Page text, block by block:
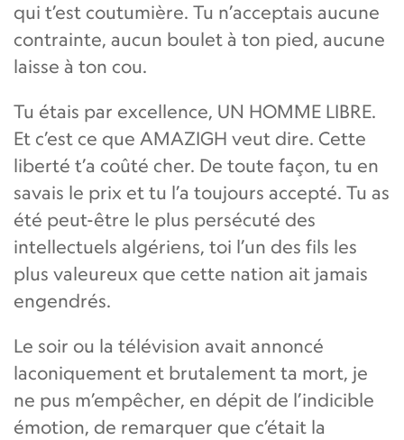
qui t’est coutumière. Tu n’acceptais aucune
contrainte, aucun boulet à ton pied, aucune
laisse à ton cou.
Tu étais par excellence, UN HOMME LIBRE.
Et c’est ce que AMAZIGH veut dire. Cette
liberté t’a coûté cher. De toute façon, tu en
savais le prix et tu l’a toujours accepté. Tu as
été peut-être le plus persécuté des
intellectuels algériens, toi l’un des fils les
plus valeureux que cette nation ait jamais
engendrés.
Le soir ou la télévision avait annoncé
laconiquement et brutalement ta mort, je
ne pus m’empêcher, en dépit de l’indicible
émotion, de remarquer que c’était la